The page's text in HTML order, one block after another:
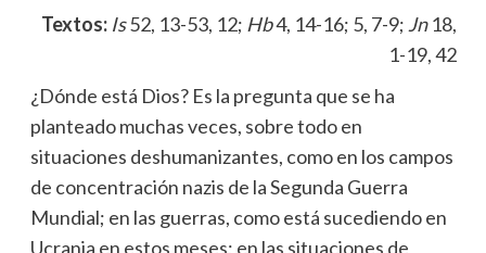
Textos: Is52, 13-53, 12; Hb4, 14-16; 5, 7-9; Jn18,
1-19, 42
¿Dónde está Dios? Es la pregunta que se ha
planteado muchas veces, sobre todo en
situaciones deshumanizantes, como en los campos
de concentración nazis de la Segunda Guerra
Mundial; en las guerras, como está sucediendo en
Ucrania en estos meses; en las situaciones de